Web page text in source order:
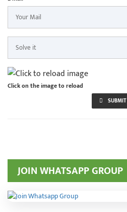
Click on the image to reload
SUBMIT
JOIN WHATSAPP GROUP